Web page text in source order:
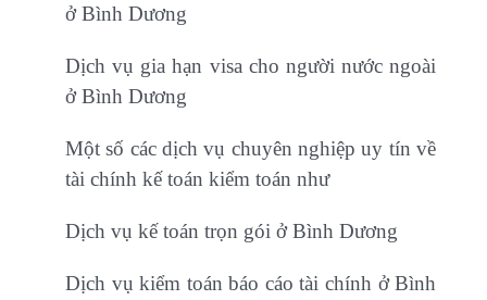
ở Bình Dương
Dịch vụ gia hạn visa cho người nước ngoài
ở Bình Dương
Một số các dịch vụ chuyên nghiệp uy tín về
tài chính kế toán kiểm toán như
Dịch vụ kế toán trọn gói ở Bình Dương
Dịch vụ kiểm toán báo cáo tài chính ở Bình